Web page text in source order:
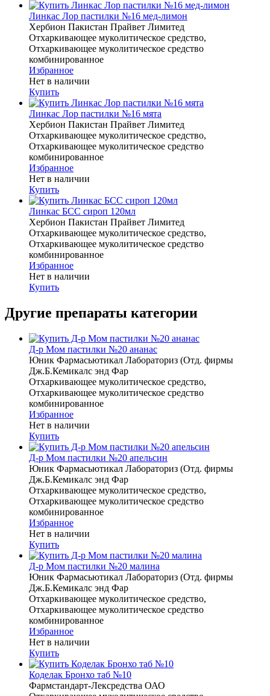
Линкас Лор пастилки №16 мед-лимон
Хербион Пакистан Прайвет Лимитед
Отхаркивающее муколитическое средство,
Отхаркивающее муколитическое средство
комбинированное
Избранное
Нет в наличии
Купить
Линкас Лор пастилки №16 мята
Хербион Пакистан Прайвет Лимитед
Отхаркивающее муколитическое средство,
Отхаркивающее муколитическое средство
комбинированное
Избранное
Нет в наличии
Купить
Линкас БСС сироп 120мл
Хербион Пакистан Прайвет Лимитед
Отхаркивающее муколитическое средство,
Отхаркивающее муколитическое средство
комбинированное
Избранное
Нет в наличии
Купить
Другие препараты категории
Д-р Мом пастилки №20 ананас
Юник Фармасьютикал Лабораториз (Отд. фирмы
Дж.Б.Кемикалс энд Фар
Отхаркивающее муколитическое средство,
Отхаркивающее муколитическое средство
комбинированное
Избранное
Нет в наличии
Купить
Д-р Мом пастилки №20 апельсин
Юник Фармасьютикал Лабораториз (Отд. фирмы
Дж.Б.Кемикалс энд Фар
Отхаркивающее муколитическое средство,
Отхаркивающее муколитическое средство
комбинированное
Избранное
Нет в наличии
Купить
Д-р Мом пастилки №20 малина
Юник Фармасьютикал Лабораториз (Отд. фирмы
Дж.Б.Кемикалс энд Фар
Отхаркивающее муколитическое средство,
Отхаркивающее муколитическое средство
комбинированное
Избранное
Нет в наличии
Купить
Коделак Бронхо таб №10
Фармстандарт-Лексредства ОАО